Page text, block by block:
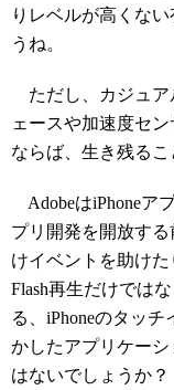
りレベルが高くな
うね。
ただし、カジュア
ェースや加速度セ
ならば、生き残るこ
AdobeはiPhoneア
プリ開発を開放する
けイベントを助け
Flash再生だけでは
る、iPhoneのタッ
かしたアプリケー
はないでしょうか？